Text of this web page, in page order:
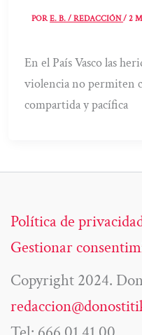
PORE. B. / REDACCIÓN/2
En el País Vasco las
violencia no permiten
compartida y pacífica
Política de
Gestionar
Copyright 2024.